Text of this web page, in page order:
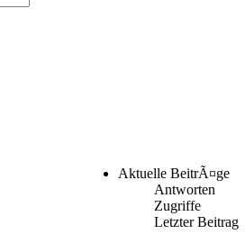
Aktuelle BeitrÃ¤ge
Antworten
Zugriffe
Letzter Beitrag